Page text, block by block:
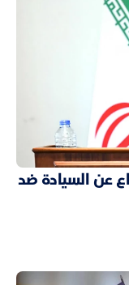
عن السيادة ضد